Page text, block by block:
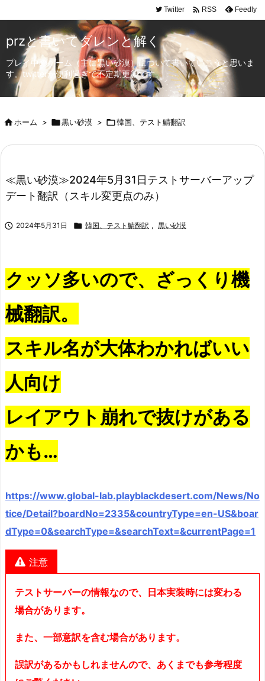
Twitter  RSS Feedly
przと書いてダレンと解く
プレイ中のゲーム（主に黒い砂漠）について書いていこうと思いま
す。twitterが便利過ぎて不定期更新です。
ホーム > 黒い砂漠 > 韓国、テスト鯖翻訳
≪黒い砂漠≫2024年5月31日テストサーバーアップ
デート翻訳（スキル変更点のみ）
 2024年5月31日  韓国、テスト鯖翻訳 , 黒い砂漠
クッソ多いので、ざっくり機
械翻訳。
スキル名が大体わかればいい
人向け
レイアウト崩れで抜けがある
かも…
https://www.global-lab.playblackdesert.com/News/No
tice/Detail?boardNo=2335&countryType=en-US&boar
dType=0&searchType=&searchText=&currentPage=1
注意
テストサーバーの情報なので、日本実装時には変わる
場合があります。
また、一部意訳を含む場合があります。
誤訳があるかもしれませんので、あくまでも参考程度